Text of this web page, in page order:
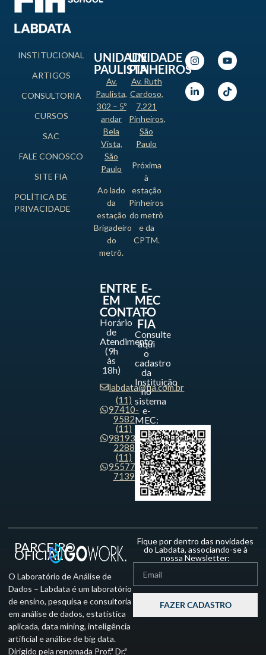
INSTITUCIONAL
ARTIGOS
CONSULTORIA
CURSOS
SAC
FALE CONOSCO
SITE FIA
POLÍTICA DE
PRIVACIDADE
UNIDADE
PAULISTA
Av.
Paulista,
302 – 5º
andar
Bela
Vista,
São
Paulo
Ao lado
da
estação
Brigadeiro
do
metrô.
UNIDADE
PINHEIROS
Av. Ruth
Cardoso,
7.221
Pinheiros,
São
Paulo
Próxima
à
estação
Pinheiros
do metrô
e da
CPTM.
ENTRE
EM
CONTATO
Horário
de
Atendimento
(9h
às
18h)
labdata@fia.com.br
(11)
97410-
9582
(11)
98193-
2288
(11)
95577-
7139
E-
MEC
-
FIA
Consulte
aqui
o
cadastro
da
Instituição
no
sistema
e-
MEC:
PARCEIRO
OFICIAL
O Laboratório de Análise de
Dados – Labdata é um laboratório
de ensino, pesquisa e consultoria
em análise de dados, estatística
aplicada, data mining, inteligência
artificial e análise de big data.
Dirigido pela renomada Prof.ª Dr.ª
Fique por dentro das novidades
do Labdata, associando-se à
nossa Newsletter:
FAZER CADASTRO